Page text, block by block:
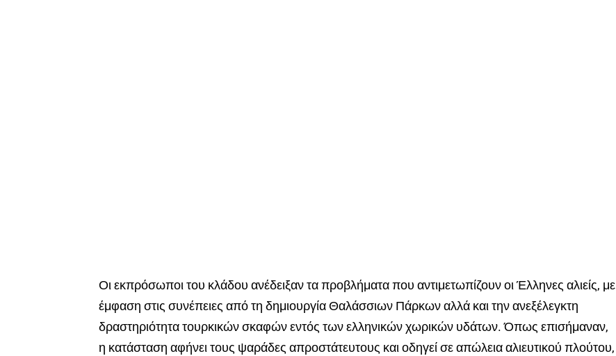
Οι εκπρόσωποι του κλάδου ανέδειξαν τα προβλήματα που αντιμετωπίζουν οι Έλληνες αλιείς, με
έμφαση στις συνέπειες από τη δημιουργία Θαλάσσιων Πάρκων αλλά και την ανεξέλεγκτη
δραστηριότητα τουρκικών σκαφών εντός των ελληνικών χωρικών υδάτων. Όπως επισήμαναν,
η κατάσταση αφήνει τους ψαράδες απροστάτευτους και οδηγεί σε απώλεια αλιευτικού πλούτου,